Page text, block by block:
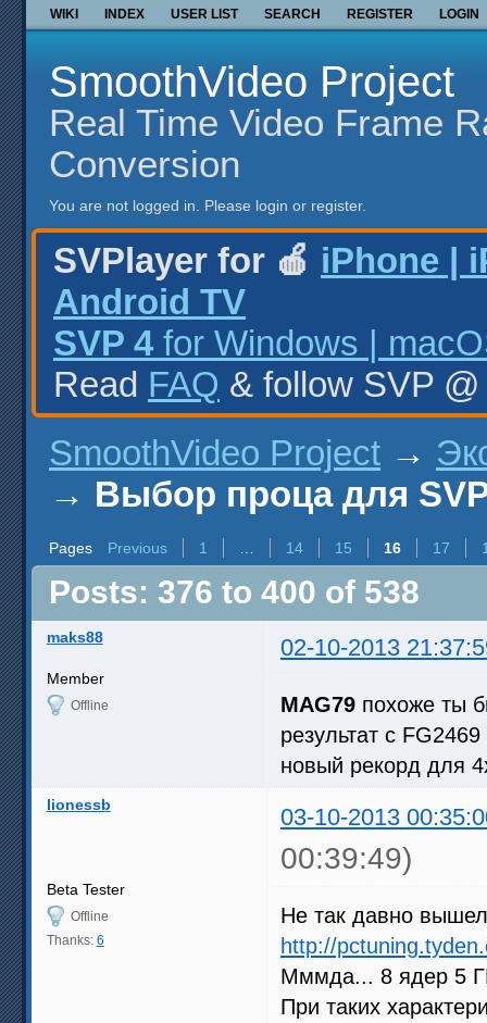
WIKI INDEX USER LIST SEARCH REGISTER LOGIN
SmoothVideo Project
Real Time Video Frame
Conversion
You are not logged in. Please login or register.
SVPlayer for 🍎 iPhone |
Android TV
SVP 4 for Windows |
Read FAQ & follow SVP
SmoothVideo Project →
→ Выбор проца для
Pages Previous 1 14 15 16 17
Posts: 376 to 400 of 538
maks88 02-10-2013
Member
Offline MAG79 похоже ты
результат с
новый рекорд для
lionessb 03-10-2013
00:39:49)
Beta Tester
Offline
Thanks: 6
Не так давно
http://
Мммда... 8 ядер 5
При таких